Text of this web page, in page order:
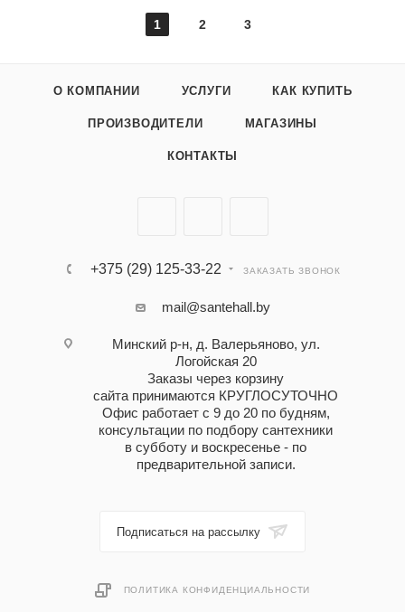
1 2 3
О КОМПАНИИ УСЛУГИ КАК КУПИТЬ
ПРОИЗВОДИТЕЛИ МАГАЗИНЫ
КОНТАКТЫ
+375 (29) 125-33-22 ЗАКАЗАТЬ ЗВОНОК
mail@santehall.by
Минский р-н, д. Валерьяново, ул.
Логойская 20
Заказы через корзину
сайта принимаются КРУГЛОСУТОЧНО
Офис работает с 9 до 20 по будням,
консультации по подбору сантехники
в субботу и воскресенье - по
предварительной записи.
Подписаться на рассылку
ПОЛИТИКА КОНФИДЕНЦИАЛЬНОСТИ